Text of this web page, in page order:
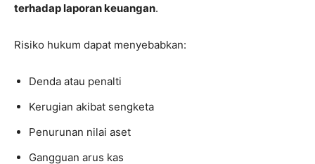
terhadap laporan keuangan.
Risiko hukum dapat menyebabkan:
Denda atau penalti
Kerugian akibat sengketa
Penurunan nilai aset
Gangguan arus kas